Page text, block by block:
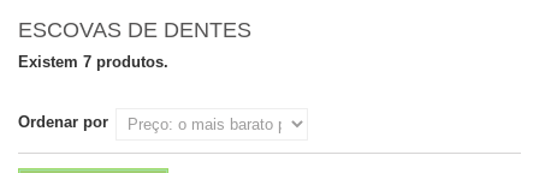
ESCOVAS DE DENTES
Existem 7 produtos.
Ordenar por